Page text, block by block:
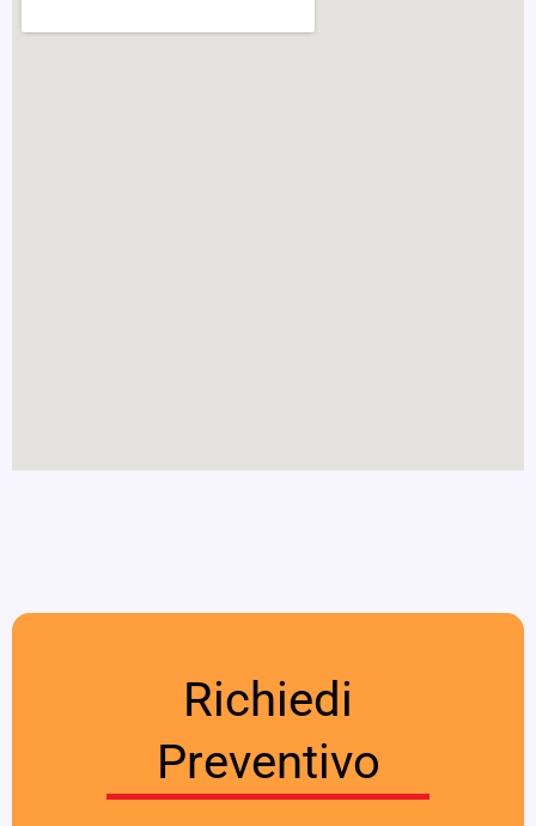
Richiedi
Preventivo